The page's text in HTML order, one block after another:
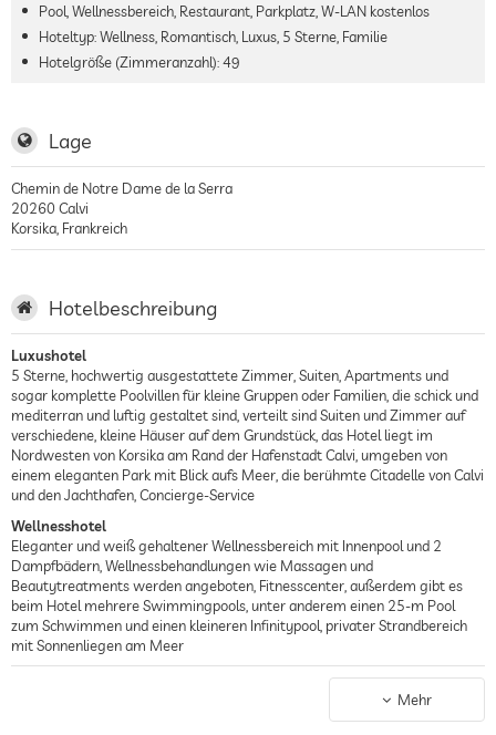
Pool, Wellnessbereich, Restaurant, Parkplatz, W-LAN kostenlos
Hoteltyp: Wellness, Romantisch, Luxus, 5 Sterne, Familie
Hotelgröße (Zimmeranzahl):49
Lage
Chemin de Notre Dame de la Serra
20260 Calvi
Korsika Frankreich
Hotelbeschreibung
Luxushotel
5 Sterne, hochwertig ausgestattete Zimmer, Suiten, Apartments und
sogar komplette Poolvillen für kleine Gruppen oder Familien, die schick und
mediterran und luftig gestaltet sind, verteilt sind Suiten und Zimmer auf
verschiedene, kleine Häuser auf dem Grundstück, das Hotel liegt im
Nordwesten von Korsika am Rand der Hafenstadt Calvi, umgeben von
einem eleganten Park mit Blick aufs Meer, die berühmte Citadelle von Calvi
und den Jachthafen, Concierge-Service
Wellnesshotel
Eleganter und weiß gehaltener Wellnessbereich mit Innenpool und 2
Dampfbädern, Wellnessbehandlungen wie Massagen und
Beautytreatments werden angeboten, Fitnesscenter, außerdem gibt es
beim Hotel mehrere Swimmingpools, unter anderem einen 25-m Pool
zum Schwimmen und einen kleineren Infinitypool, privater Strandbereich
mit Sonnenliegen am Meer
Stilvolles Hauptrestaurant La Table by La Villa, ausgezeichnet mit einem
Stern Michelin, der Chefkoch Jérôme Voltzenlogel serviert vielfältige
Mehr